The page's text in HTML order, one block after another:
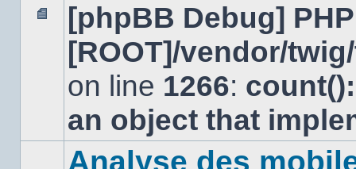
Aucun
message
non
[phpBB Debug]
[ROOT]/vendor/
on line 1266:
an object that
Analyse des